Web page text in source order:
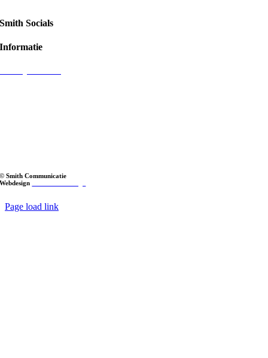
Smith Socials
Informatie
© Smith Communicatie
Webdesign
Page load link